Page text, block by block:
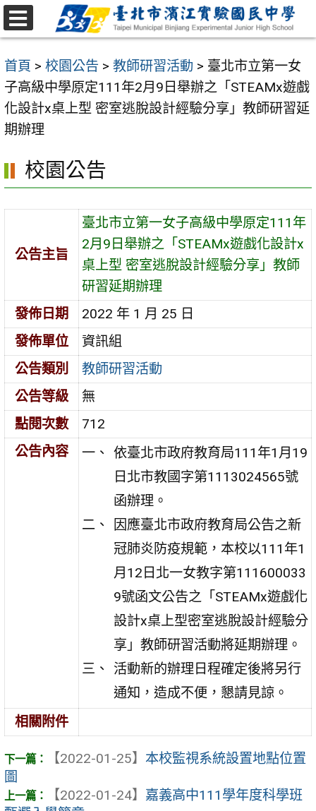
跳
至
要
內
容
區
首頁 > 校園公告 > 教師研習活動 > 臺北市立第一女
子高級中學原定111年2月9日舉辦之「STEAMx遊戲
化設計x桌上型 密室逃脫設計經驗分享」教師研習延
期辦理
校園公告
公告主旨
臺北市立第一女子高級中學原定111年
2月9日舉辦之「STEAMx遊戲化設計x
桌上型 密室逃脫設計經驗分享」教師
研習延期辦理
發佈日期
2022 年 1 月 25 日
發佈單位
資訊組
公告類別
教師研習活動
公告等級
無
點閱次數
712
公告內容
依臺北市政府教育局111年1月19
日北市教國字第1113024565號
函辦理。
因應臺北市政府教育局公告之新
冠肺炎防疫規範，本校以111年1
月12日北一女教字第111600033
9號函文公告之「STEAMx遊戲化
設計x桌上型密室逃脫設計經驗分
享」教師研習活動將延期辦理。
活動新的辦理日程確定後將另行
通知，造成不便，懇請見諒。
相關附件
【2022-01-25】 本校監視系統設置地點位置
圖
【2022-01-24】 嘉義高中111學年度科學班
選
單